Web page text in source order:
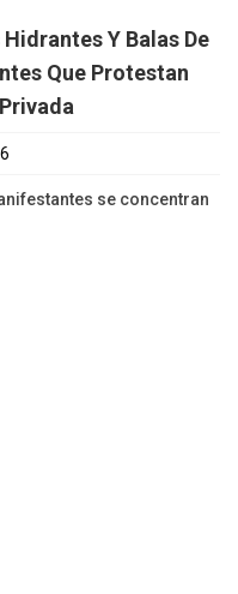
Y Balas De
Que Protestan
se concentran